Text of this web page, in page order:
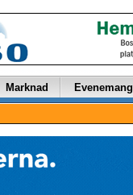
Marknad Evenemang